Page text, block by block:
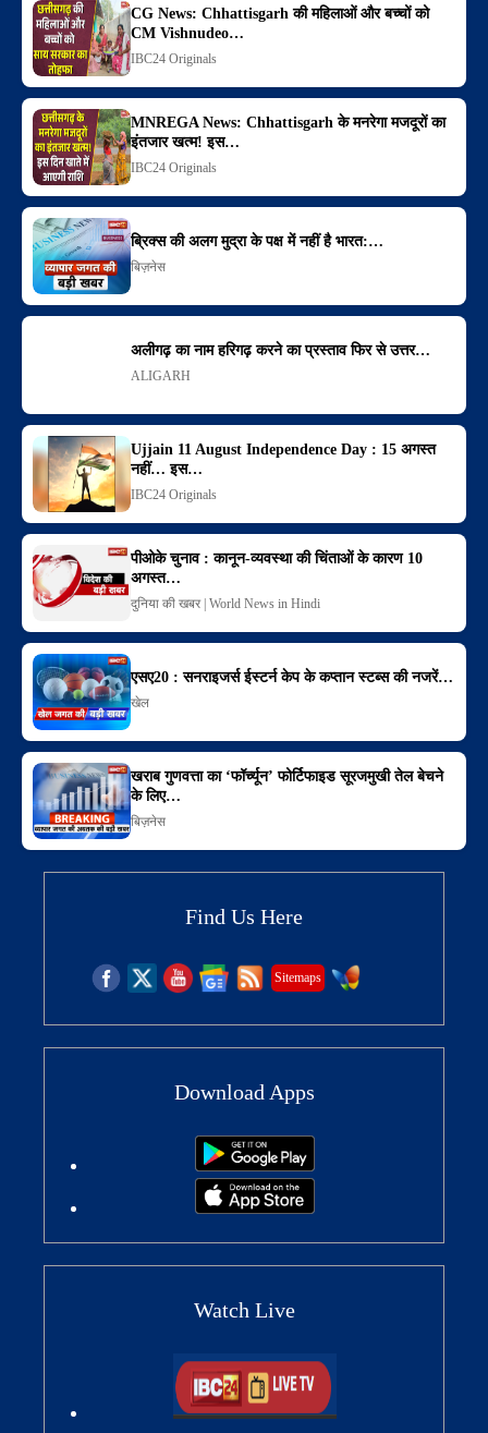
CG News: Chhattisgarh की महिलाओं और बच्चों को
CM Vishnudeo…
IBC24 Originals
MNREGA News: Chhattisgarh के मनरेगा मजदूरों का
इंतजार खत्म! इस…
IBC24 Originals
ब्रिक्स की अलग मुद्रा के पक्ष में नहीं है भारत:…
बिज़नेस
अलीगढ़ का नाम हरिगढ़ करने का प्रस्ताव फिर से उत्तर…
ALIGARH
Ujjain 11 August Independence Day : 15 अगस्त
नहीं… इस…
IBC24 Originals
पीओके चुनाव : कानून-व्यवस्था की चिंताओं के कारण 10
अगस्त…
दुनिया की खबर | World News in Hindi
एसए20 : सनराइजर्स ईस्टर्न केप के कप्तान स्टब्स की नजरें…
खेल
खराब गुणवत्ता का ‘फॉर्च्यून’ फोर्टिफाइड सूरजमुखी तेल बेचने
के लिए…
बिज़नेस
Find Us Here
Sitemaps
Download Apps
Watch Live